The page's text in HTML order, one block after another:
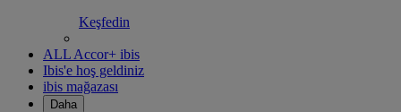
Keşfedin
ALL Accor+ ibis
Ibis'e hoş geldiniz
ibis mağazası
Daha